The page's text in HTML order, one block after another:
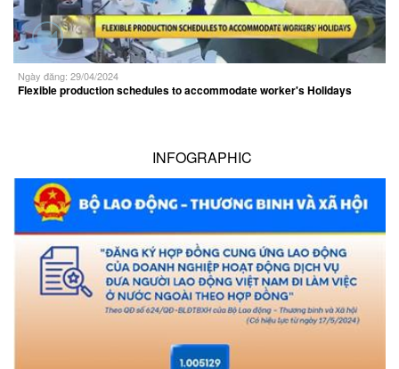
Ngày đăng: 29/04/2024
Flexible production schedules to accommodate worker's Holidays
INFOGRAPHIC